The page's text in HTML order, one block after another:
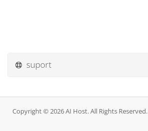
suport
Copyright © 2026 AI Host. All Rights Reserved.